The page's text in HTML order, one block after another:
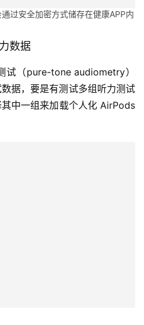
过安全加密方式储存在健康APP内
数据
试（pure-tone audiometry）
据，要是有测试多组听力测试
中一组来加载个人化 AirPods